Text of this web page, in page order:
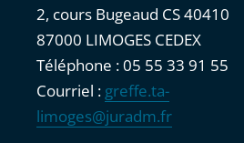
2, cours Bugeaud CS 40410
87000 LIMOGES CEDEX
Téléphone : 05 55 33 91 55
Courriel : greffe.ta-
limoges@juradm.fr